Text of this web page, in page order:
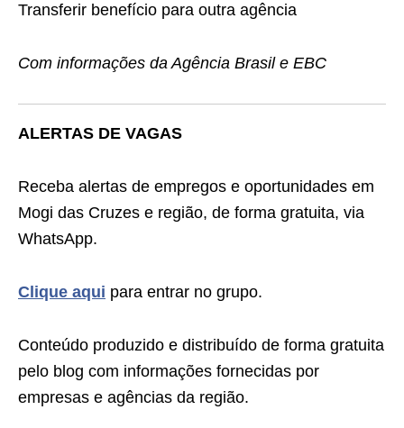
Transferir benefício para outra agência
Com informações da Agência Brasil e EBC
ALERTAS DE VAGAS
Receba alertas de empregos e oportunidades em
Mogi das Cruzes e região, de forma gratuita, via
WhatsApp.
Clique aqui para entrar no grupo.
Conteúdo produzido e distribuído de forma gratuita
pelo blog com informações fornecidas por
empresas e agências da região.